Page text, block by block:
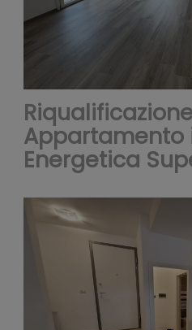
Appartamento
Energetica
il